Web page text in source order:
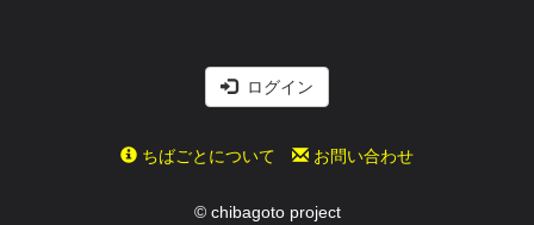
ログイン
ちばごとについて お問い合わせ
© chibagoto project